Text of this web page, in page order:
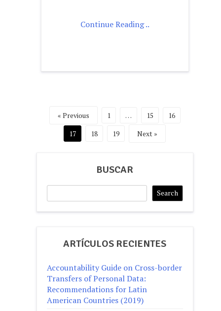
Continue Reading ..
Posts
pagination
« Previous 1 … 15
16
17
18 19 Next »
BUSCAR
Search
ARTÍCULOS RECIENTES
Accountability Guide on Cross-border
Transfers of Personal Data:
Recommendations for Latin
American Countries (2019)